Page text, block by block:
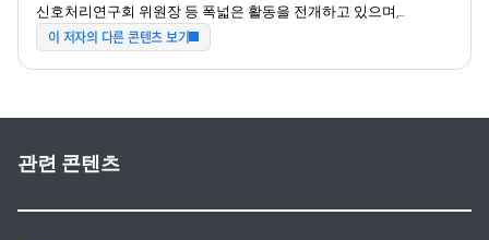
신호처리연구회 위원장 등 폭넓은 활동을 전개하고 있으며,
AI스피커 연구, 딥러닝 음성인식, 바이오진단 등의 분야에 연구를
진행하고 있습니다.
이 저자의 다른 콘텐츠 보기
관련 콘텐츠